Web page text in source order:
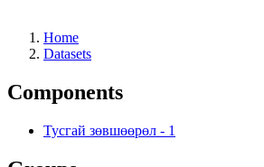
Home
Datasets
Components
Тусгай зөвшөөрөл - 1